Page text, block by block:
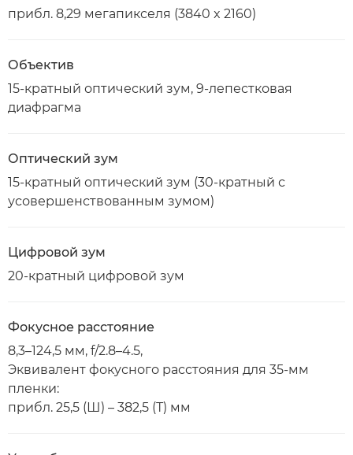
прибл. 8,29 мегапикселя (3840 x 2160)
Объектив
15-кратный оптический зум, 9-лепестковая
диафрагма
Оптический зум
15-кратный оптический зум (30-кратный с
усовершенствованным зумом)
Цифровой зум
20-кратный цифровой зум
Фокусное расстояние
8,3–124,5 мм, f/2.8–4.5,
Эквивалент фокусного расстояния для 35-мм
пленки:
прибл. 25,5 (Ш) – 382,5 (Т) мм